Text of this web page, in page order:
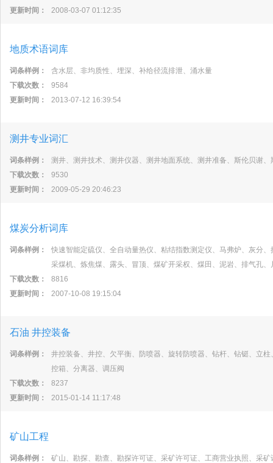
更新时间：
2008-03-07 01:12:35
地质术语词库
词条样例：
含水层、非均质性、埋深、补给径流排泄、涌水量
下载次数：
9584
更新时间：
2013-07-12 16:39:54
测井专业词汇
词条样例：
测井、测井技术、测井仪器、测井地面系统、测井准备、斯伦贝谢
下载次数：
9530
更新时间：
2009-05-29 20:46:23
煤炭分析词库
词条样例：
快速智能定硫仪、全自动量热仪、粘结指数测定仪、马弗炉、灰分
采煤机、炼焦煤、露头、冒顶、煤矿开采权、煤田、泥岩、排气孔、
下载次数：
8816
更新时间：
2007-10-08 19:15:04
石油 井控装备
词条样例：
井控装备、井控、欠平衡、防喷器、旋转防喷器、钻杆、钻铤、立
控箱、分离器、调压阀
下载次数：
8237
更新时间：
2015-01-14 11:17:48
矿山工程
词条样例：
矿山、勘探、勘查、勘探许可证、采矿许可证、工商营业执照、采